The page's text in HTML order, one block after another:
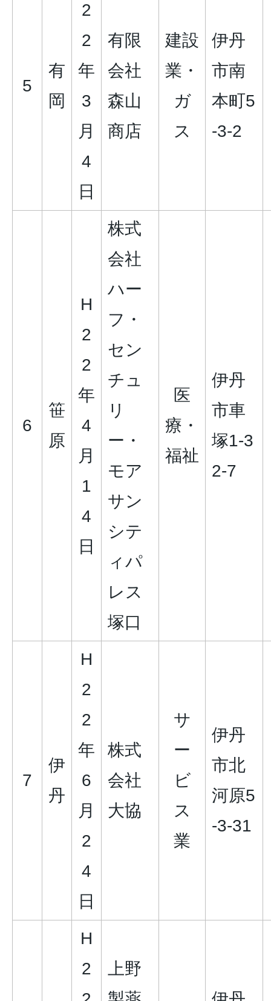
5
有
岡
2
2
年
3
月
4
日
有限
会社
森山
商店
建設
業・
ガ
ス
伊丹
市南
本町5
-3-2
6
笹
原
H
2
2
年
4
月
1
4
日
株式
会社
ハー
フ・
セン
チュ
リ
ー・
モア
サン
シテ
ィパ
レス
塚口
医
療・
福祉
伊丹
市車
塚1-3
2-7
7
伊
丹
H
2
2
年
6
月
2
4
日
株式
会社
大協
サ
ー
ビ
ス
業
伊丹
市北
河原5
-3-31
H
2
上野